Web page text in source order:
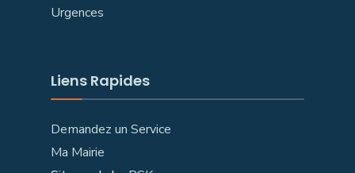
Urgences
Liens Rapides
Demandez un Service
Ma Mairie